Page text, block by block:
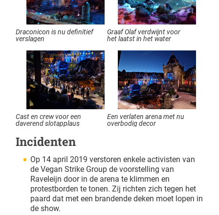
Draconicon is nu definitief
verslagen
Graaf Olaf verdwijnt voor
het laatst in het water
Cast en crew voor een
daverend slotapplaus
Een verlaten arena met nu
overbodig decor
Incidenten
Op 14 april 2019 verstoren enkele activisten van
de Vegan Strike Group de voorstelling van
Raveleijn door in de arena te klimmen en
protestborden te tonen. Zij richten zich tegen het
paard dat met een brandende deken moet lopen in
de show.